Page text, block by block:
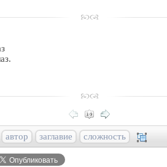
автор заглавие сложность